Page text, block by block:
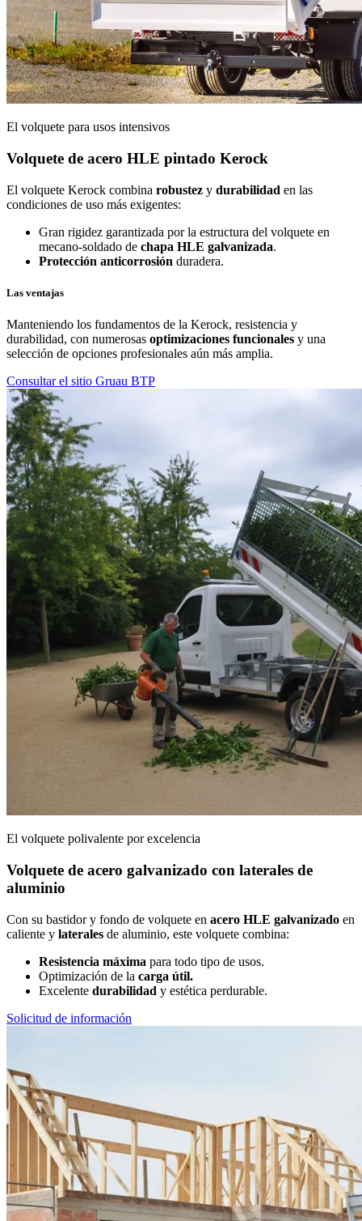
El volquete para usos intensivos
Volquete de acero HLE pintado Kerock
El volquete Kerock combina robustez y durabilidad en las
condiciones de uso más exigentes:
Gran rigidez garantizada por la estructura del volquete en
mecano-soldado de chapa HLE galvanizada.
Protección anticorrosión duradera.
Las ventajas
Manteniendo los fundamentos de la Kerock, resistencia y
durabilidad, con numerosas optimizaciones funcionales y una
selección de opciones profesionales aún más amplia.
Consultar el sitio Gruau BTP
El volquete polivalente por excelencia
Volquete de acero galvanizado con laterales de
aluminio
Con su bastidor y fondo de volquete en acero HLE galvanizado en
caliente y laterales de aluminio, este volquete combina:
Resistencia máxima para todo tipo de usos.
Optimización de la carga útil.
Excelente durabilidad y estética perdurable.
Solicitud de información